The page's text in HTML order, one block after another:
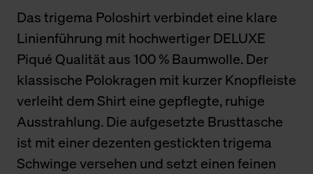
Das trigema Poloshirt verbindet eine klare
Linienführung mit hochwertiger DELUXE
Piqué Qualität aus 100 % Baumwolle. Der
klassische Polokragen mit kurzer Knopfleiste
verleiht dem Shirt eine gepflegte, ruhige
Ausstrahlung. Die aufgesetzte Brusttasche
ist mit einer dezenten gestickten trigema
Schwinge versehen und setzt einen feinen